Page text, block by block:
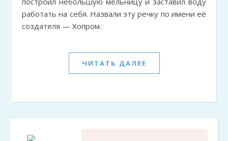
работать на себя. Назвали эту речку по имени её
создателя — Хопром.
ЧИТАТЬ ДАЛЕЕ